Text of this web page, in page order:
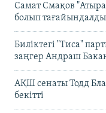
Самат Смақов
болып тағайындалды
Биліктегі "Тиса"
заңгер Андраш
АҚШ сенаты Тодд
бекітті